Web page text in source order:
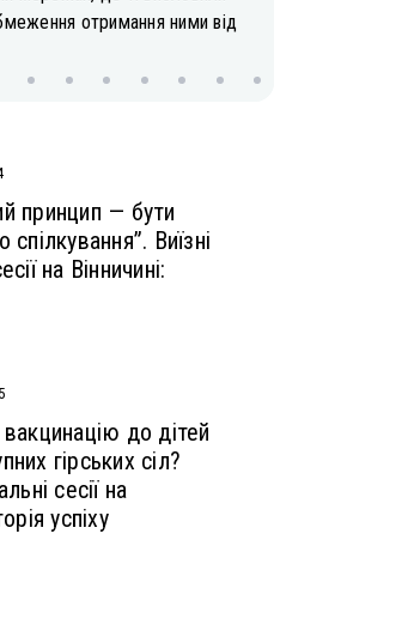
отримання ними від
принцип — бути
Виїзні
на Вінничині:
до дітей
гірських сіл?
сесії на
успіху